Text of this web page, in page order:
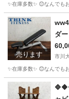
✨在庫多数✨ 😊なんで
千葉 市川市
売ります
ダ
ホ
市川
✨在庫多数✨ 😊なんで
千葉 市川市 市